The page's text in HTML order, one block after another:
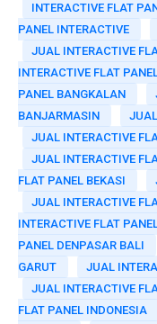
INTERACTIVE FLAT
PANEL INTERACTIVE
JUAL INTERACTIVE
INTERACTIVE FLAT
PANEL BANGKALAN
BANJARMASIN
JUAL INTERACTIVE
JUAL INTERACTIVE
FLAT PANEL BEKASI
JUAL INTERACTIVE
INTERACTIVE FLAT
PANEL DENPASAR BALI
GARUT
JUAL
JUAL INTERACTIVE
FLAT PANEL INDONESIA